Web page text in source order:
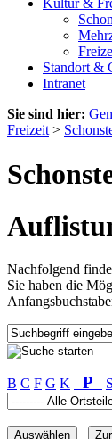
Kultur &
Standort &
Intranet
Sie sind hier:
Freizeit >
Nachfolgend
Sie haben die
B C F G K P S